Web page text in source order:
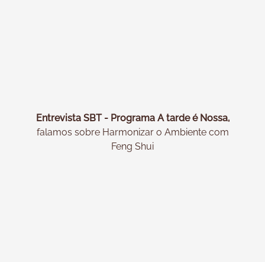
Entrevista SBT - Programa A tarde é Nossa,
falamos sobre Harmonizar o Ambiente com
Feng Shui